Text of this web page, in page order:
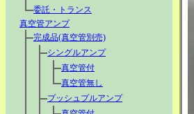
委託・トランス
真空管アンプ
完成品(真空管別売)
シングルアンプ
真空管付
真空管無し
プッシュプルアンプ